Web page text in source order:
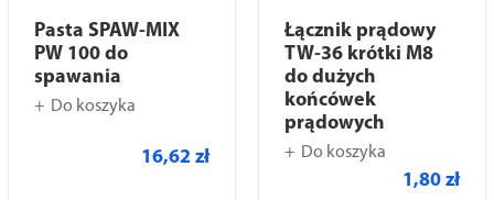
Pasta SPAW-MIX
PW 100 do
spawania
Do koszyka
16,62 zł
Łącznik prądowy
TW-36 krótki M8
do dużych
końcówek
prądowych
Do koszyka
1,80 zł